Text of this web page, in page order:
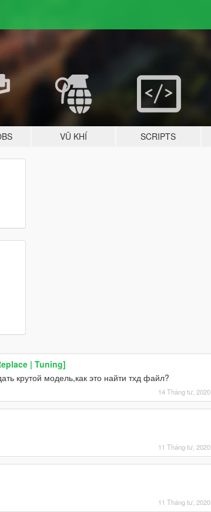
VŨ KHÍ SCRIPTS
| Tuning]
крутой модель,как это найти тхд файл?
14 Tháng tư, 2020
11 Tháng tư, 2020
11 Tháng tư, 2020